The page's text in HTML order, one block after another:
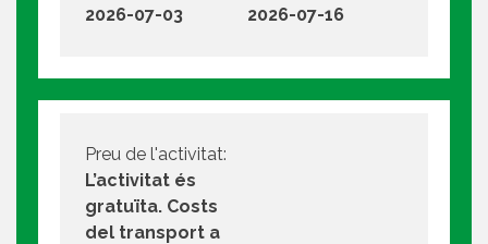
2026-07-03
2026-07-16
Preu de l'activitat:
L’activitat és
gratuïta. Costs
del transport a